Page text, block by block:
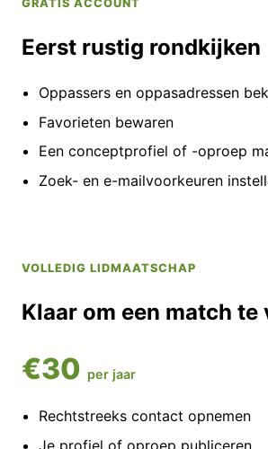
GRATIS ACCOUNT
Eerst rustig rondkijken
Oppassers en oppasadressen
Favorieten bewaren
Een conceptprofiel of -oproep
Zoek- en e-mailvoorkeuren
VOLLEDIG LIDMAATSCHAP
Klaar om een match te
€30 per jaar
Rechtstreeks contact opnemen
Je profiel of oproep publiceren